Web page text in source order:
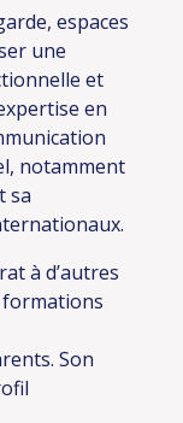
espaces
une
et
en
notamment
sa
à d’autres
Son